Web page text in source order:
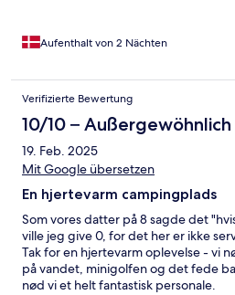
Aufenthalt von 2 Nächten
Verifizierte Bewertung
10/10 – Außergewöhnlich
19. Feb. 2025
Mit Google übersetzen
En hjertevarm campingplads
Som vores datter på 8 sagde det
ville jeg give 0, for det her er ikke
Tak for en hjertevarm oplevelse - vi
på vandet, minigolfen og det fede
nød vi et helt fantastisk personale.